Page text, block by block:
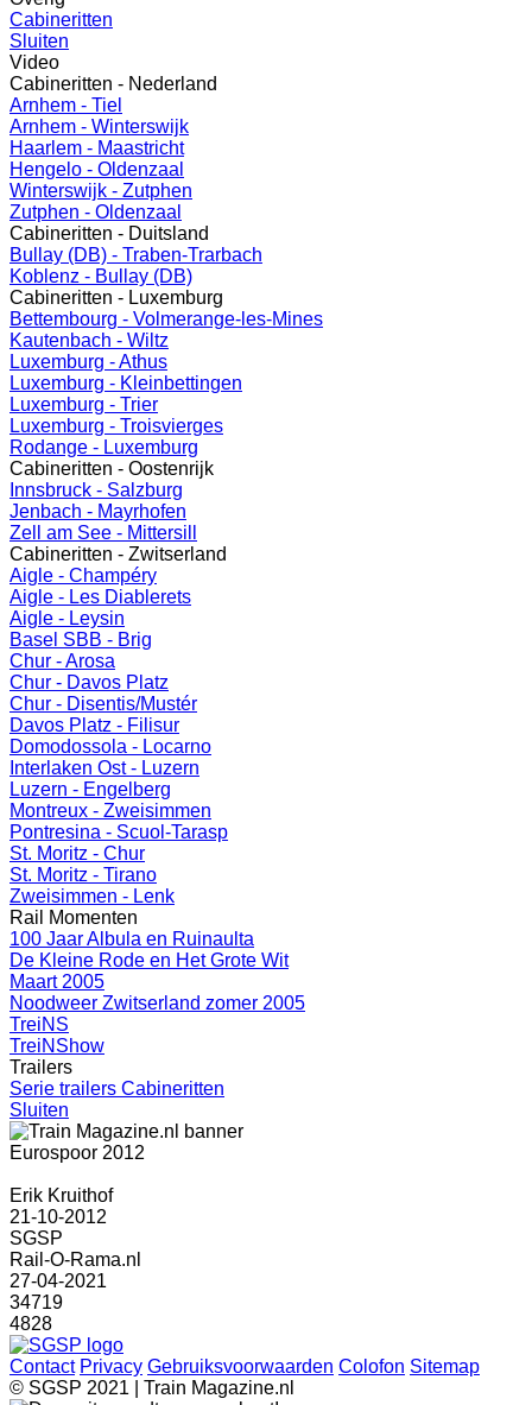
Cabineritten
Sluiten
Video
Cabineritten - Nederland
Arnhem - Tiel
Arnhem - Winterswijk
Haarlem - Maastricht
Hengelo - Oldenzaal
Winterswijk - Zutphen
Zutphen - Oldenzaal
Cabineritten - Duitsland
Bullay (DB) - Traben-Trarbach
Koblenz - Bullay (DB)
Cabineritten - Luxemburg
Bettembourg - Volmerange-les-Mines
Kautenbach - Wiltz
Luxemburg - Athus
Luxemburg - Kleinbettingen
Luxemburg - Trier
Luxemburg - Troisvierges
Rodange - Luxemburg
Cabineritten - Oostenrijk
Innsbruck - Salzburg
Jenbach - Mayrhofen
Zell am See - Mittersill
Cabineritten - Zwitserland
Aigle - Champéry
Aigle - Les Diablerets
Aigle - Leysin
Basel SBB - Brig
Chur - Arosa
Chur - Davos Platz
Chur - Disentis/Mustér
Davos Platz - Filisur
Domodossola - Locarno
Interlaken Ost - Luzern
Luzern - Engelberg
Montreux - Zweisimmen
Pontresina - Scuol-Tarasp
St. Moritz - Chur
St. Moritz - Tirano
Zweisimmen - Lenk
Rail Momenten
100 Jaar Albula en Ruinaulta
De Kleine Rode en Het Grote Wit
Maart 2005
Noodweer Zwitserland zomer 2005
TreiNS
TreiNShow
Trailers
Serie trailers Cabineritten
Sluiten
Eurospoor 2012
Erik Kruithof
21-10-2012
SGSP
Rail-O-Rama.nl
27-04-2021
34719
4828
Contact Privacy Gebruiksvoorwaarden Colofon Sitemap
© SGSP 2021 | Train Magazine.nl